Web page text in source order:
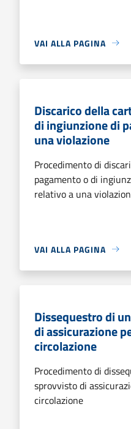
VAI ALLA PAGINA
Discarico della
di ingiunzione di
una violazione
Procedimento di
pagamento o di
relativo a una
VAI ALLA PAGINA
Dissequestro di
di assicurazione
circolazione
Procedimento di
sprovvisto di
circolazione